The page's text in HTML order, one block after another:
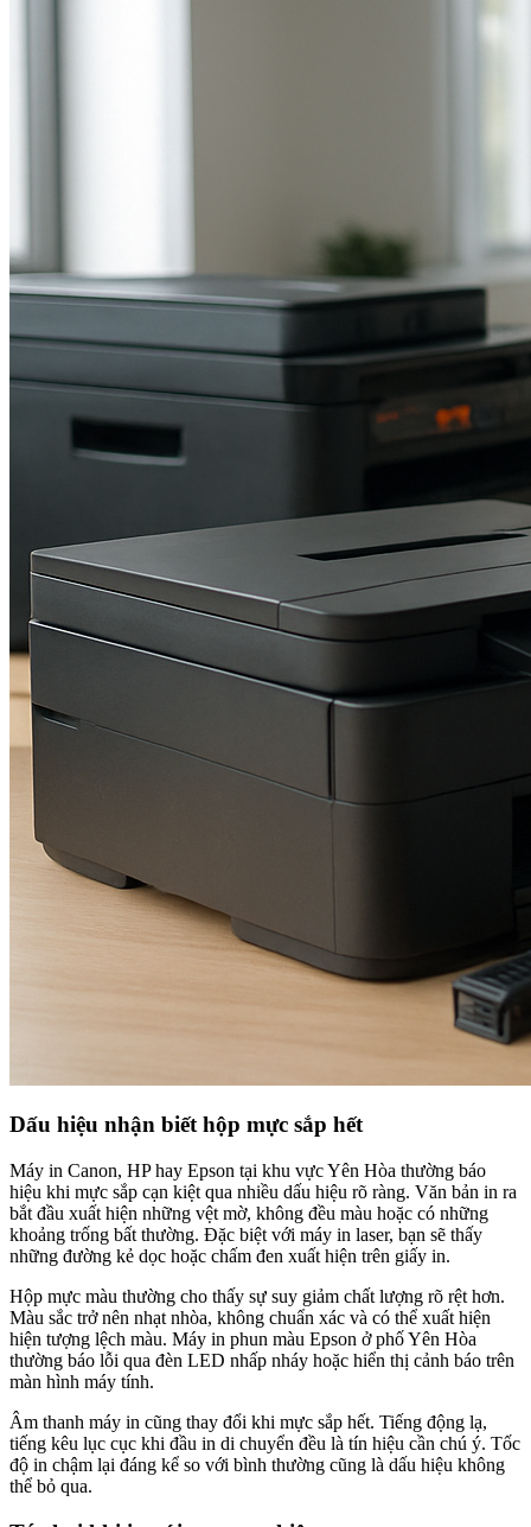
Dấu hiệu nhận biết hộp mực sắp hết
Máy in Canon, HP hay Epson tại khu vực Yên Hòa thường báo
hiệu khi mực sắp cạn kiệt qua nhiều dấu hiệu rõ ràng. Văn bản in ra
bắt đầu xuất hiện những vệt mờ, không đều màu hoặc có những
khoảng trống bất thường. Đặc biệt với máy in laser, bạn sẽ thấy
những đường kẻ dọc hoặc chấm đen xuất hiện trên giấy in.
Hộp mực màu thường cho thấy sự suy giảm chất lượng rõ rệt hơn.
Màu sắc trở nên nhạt nhòa, không chuẩn xác và có thể xuất hiện
hiện tượng lệch màu. Máy in phun màu Epson ở phố Yên Hòa
thường báo lỗi qua đèn LED nhấp nháy hoặc hiển thị cảnh báo trên
màn hình máy tính.
Âm thanh máy in cũng thay đổi khi mực sắp hết. Tiếng động lạ,
tiếng kêu lục cục khi đầu in di chuyển đều là tín hiệu cần chú ý. Tốc
độ in chậm lại đáng kể so với bình thường cũng là dấu hiệu không
thể bỏ qua.